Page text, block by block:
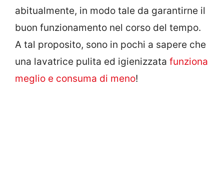
abitualmente, in modo tale da garantirne il
buon funzionamento nel corso del tempo.
A tal proposito, sono in pochi a sapere che
una lavatrice pulita ed igienizzata funziona
meglio e consuma di meno!